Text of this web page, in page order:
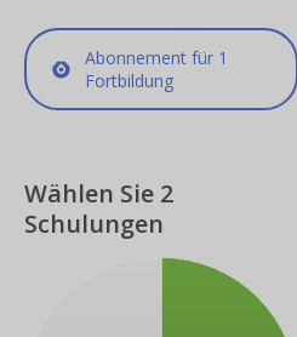
Abonnement für 1
Fortbildung
Wählen Sie 2
Schulungen